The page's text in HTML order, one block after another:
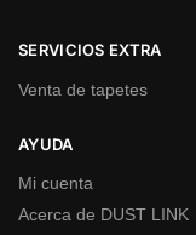
SERVICIOS EXTRA
Venta de tapetes
AYUDA
Mi cuenta
Acerca de DUST LINK